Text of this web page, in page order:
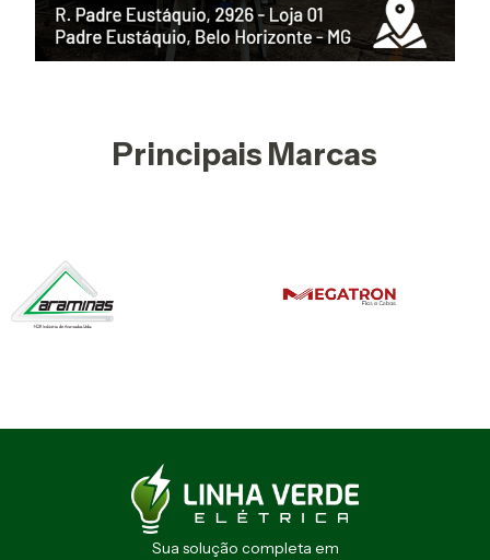
Principais Marcas
Sua solução completa em